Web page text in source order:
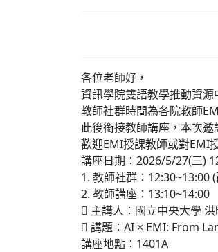
各位老師好，
資訊學院雙語教學推動資源
教師社群時間為各院教師
此後銜接教師講座，本次
歡迎EMI授課教師或對EMI
講座日期：2026/5/27(三)
1. 教師社群：12:30~13:00
2. 教師講座：13:10~14:00
 主講人：國立中央大學
 講題：AI × EMI: From
講座地點：1401A